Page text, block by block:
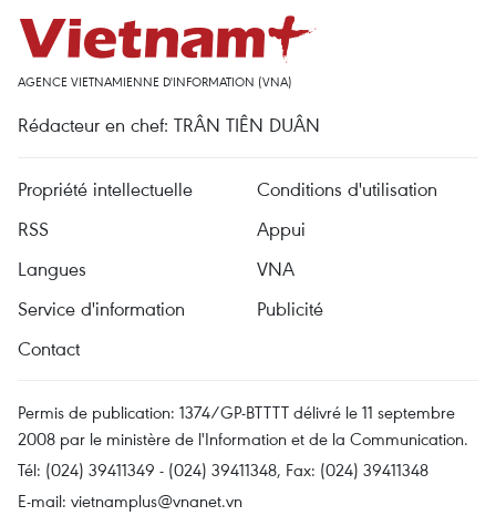
AGENCE VIETNAMIENNE D'INFORMATION (VNA)
Rédacteur en chef: TRÂN TIÊN DUÂN
Propriété intellectuelle
Conditions d'utilisation
RSS
Appui
Langues
VNA
Service d'information
Publicité
Contact
Permis de publication: 1374/GP-BTTTT délivré le 11 septembre
2008 par le ministère de l'Information et de la Communication.
Tél: (024) 39411349 - (024) 39411348, Fax: (024) 39411348
E-mail: vietnamplus@vnanet.vn